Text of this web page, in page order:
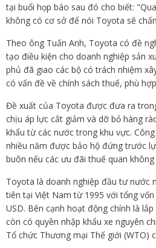
tại buổi họp báo sau đó cho biết:
không có cơ sở để nói Toyota sẽ
Theo ông Tuấn Anh, Toyota có đề
tạo điều kiện cho doanh nghiệp sản
phủ đã giao các bộ có trách nhiệm
có vấn đề về chính sách thuế, phù
Đề xuất của Toyota được đưa ra
chịu áp lực cắt giảm và dỡ bỏ hàng
khẩu từ các nước trong khu vực.
nhiều năm được bảo hộ đứng trước
buôn nếu các ưu đãi thuế quan không
Toyota là doanh nghiệp đầu tư nước
tiên tại Việt Nam từ 1995 với tổng
USD. Bên cạnh hoạt động chính là
còn có quyền nhập khẩu xe nguyên
Tổ chức Thương mại Thế giới (WTO)